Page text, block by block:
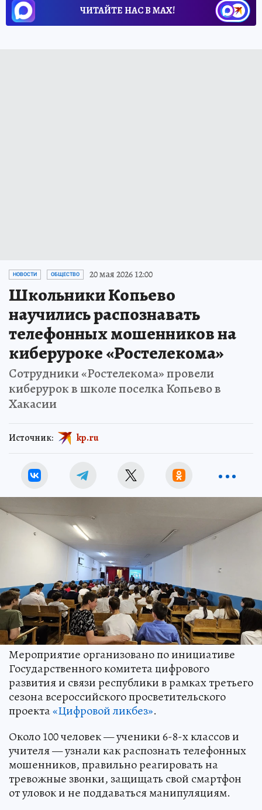
ЧИТАЙТЕ НАС В МАХ!
НОВОСТИ ОБЩЕСТВО 20 мая 2026 12:00
Школьники Копьево
научились распознавать
телефонных мошенников на
киберуроке «Ростелекома»
Сотрудники «Ростелекома» провели
киберурок в школе поселка Копьево в
Хакасии
Источник: kp.ru
Мероприятие организовано по инициативе
Государственного комитета цифрового
развития и связи республики в рамках третьего
сезона всероссийского просветительского
проекта«Цифровой ликбез».
Около 100 человек — ученики 6-8-х классов и
учителя — узнали как распознать телефонных
мошенников, правильно реагировать на
тревожные звонки, защищать свой смартфон
от уловок и не поддаваться манипуляциям.